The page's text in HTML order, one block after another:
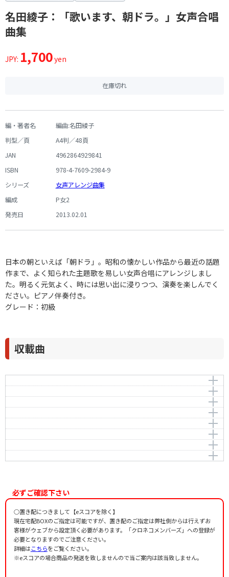
名田綾子：「歌います、朝ドラ。」女声合唱
曲集
JPY: 1,700yen
在庫切れ
編・著者名
編曲:名田綾子
判型／頁
A4判／48頁
JAN
4962864929841
ISBN
978-4-7609-2984-9
シリーズ
女声アレンジ曲集
編成
P女2
発売日
2013.02.01
日本の朝といえば「朝ドラ」。昭和の懐かしい作品から最近の話題
作まで、よく知られた主題歌を易しい女声合唱にアレンジしまし
た。明るく元気よく、時には思い出に浸りつつ、演奏を楽しんでく
ださい。ピアノ伴奏付き。
グレード：初級
収載曲
さかさまの空
作曲者：菅野 よう子
Kanno，Yoko
編曲者：名田綾子
ありがとう
作曲者：水野良樹
Mizuno，Yoshiki
編曲者：名田綾子
おひさま 大切なあなたへ
作曲者：渡辺俊幸
-
編曲者：名田綾子
Best Friend
作曲者：玉城千春
Tamashiro，Chiharu
編曲者：名田綾子
晴れたらいいね
作曲者：吉田美和
Yoshida，Miwa
編曲者：名田綾子
春よ、来い
作曲者：松任谷 由実
Matsutoya，Yumi
作詞者：
松任谷由実
耳をすましてごらん
作曲者：湯浅譲二
作詞者：山田太一
おはなはん
編曲者：名田綾子
作詞者：小川寛興
必ずご確認下さい
○置き配につきまして【eスコアを除く】
現在宅配BOXのご指定は可能ですが、置き配のご指定は弊社側からは行えずお
客様がウェブから設定頂く必要があります。「クロネコメンバーズ」への登録が
必要となりますのでご注意ください。
詳細はこちらをご覧ください。
※eスコアの場合商品の発送を致しませんので当ご案内は該当致しません。